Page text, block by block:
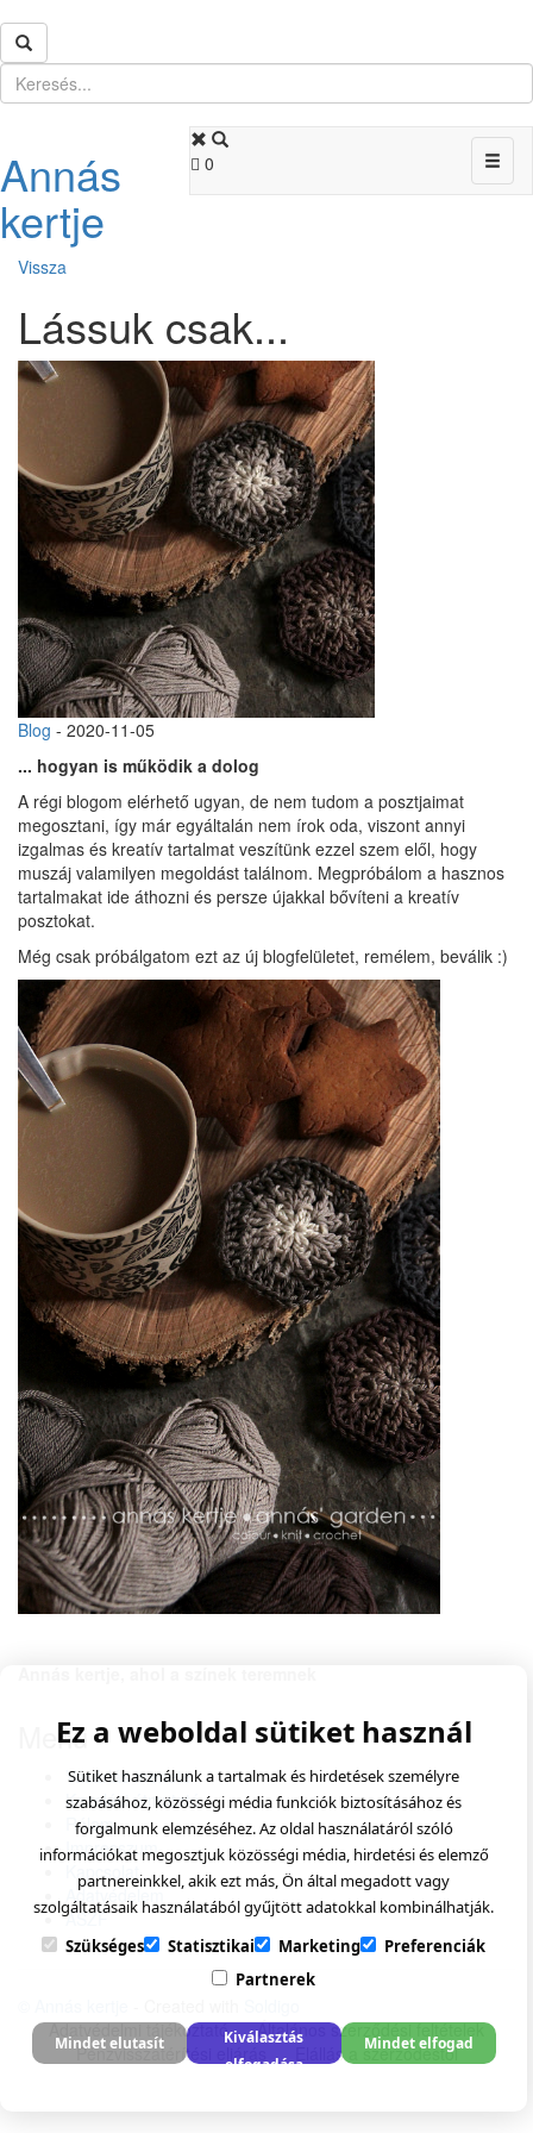
Annás
kertje
Toggle
0
Vissza
Lássuk csak...
Blog - 2020-11-05
... hogyan is működik a dolog
A régi blogom elérhető ugyan, de nem tudom a posztjaimat
megosztani, így már egyáltalán nem írok oda, viszont annyi
izgalmas és kreatív tartalmat veszítünk ezzel szem elől, hogy
muszáj valamilyen megoldást találnom. Megpróbálom a hasznos
tartalmakat ide áthozni és persze újakkal bővíteni a kreatív
posztokat.
Még csak próbálgatom ezt az új blogfelületet, remélem, beválik :)
Menü
Vásárlás menete
Kezelési útmutató
Rólam
Impresszum
Kapcsolat
Adatvédelem
ÁSZF
Adatvédelmi tájékoztató
Általános szerződési feltételek
Pénzvisszatérítési eljárás
Elállás a szerződéstől
Ez a weboldal sütiket használ
Sütiket használunk a tartalmak és hirdetések személyre
szabásához, közösségi média funkciók biztosításához és
forgalmunk elemzéséhez. Az oldal használatáról szóló
információkat megosztjuk közösségi média, hirdetési és elemző
partnereinkkel, akik ezt más, Ön által megadott vagy
szolgáltatásaik használatából gyűjtött adatokkal kombinálhatják.
Szükséges
Statisztikai Marketing
Preferenciák
Partnerek
Mindet elutasít
Kiválasztás
elfogadása
Mindet elfogad